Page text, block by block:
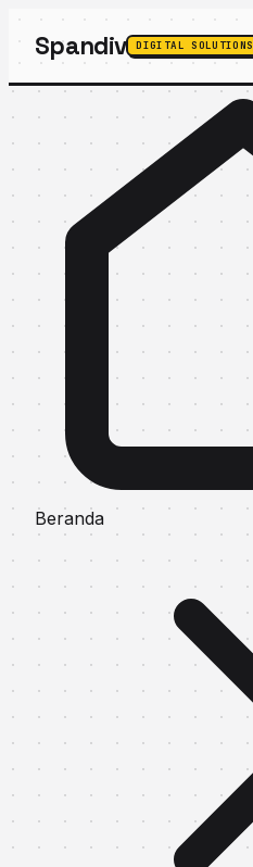
Spandiv DIGITAL SOLUTIONS
Beranda
SPANDIV ASSISTANT